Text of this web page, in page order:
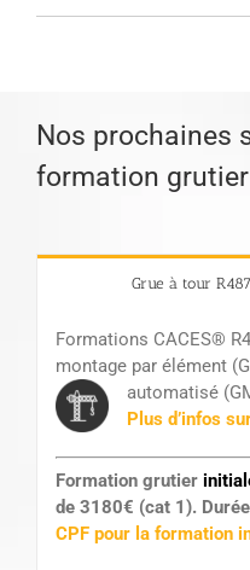
Nos prochaines
formation grutier
Grue à tour
Formations CACES®
montage par élément
automatisé
Plus d’infos
Formation grutier
de 3180€ (cat 1).
CPF pour la formation